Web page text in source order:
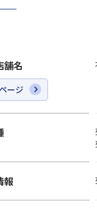
を活かしたい方、
タッフが新メンバ
昇格も可能です。
舗名
ージ
報